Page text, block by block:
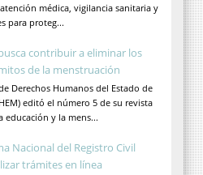
médica, vigilancia sanitaria y
para proteg...
contribuir a eliminar los
de la menstruación
Derechos Humanos del Estado de
editó el número 5 de su revista
educación y la mens...
Nacional del Registro Civil
trámites en línea